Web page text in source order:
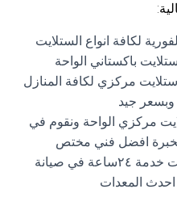
لكافة انواع الستلايت
باكستاني الواحة
مركزي لكافة المنازل
وبسعر جيد
مركزي الواحة ونقوم في
بخبرة افضل فني مختص
نعمل عبر فني تصليح ستلايت خدمة ٢٤ساعة في صيانة
احدث المعدات